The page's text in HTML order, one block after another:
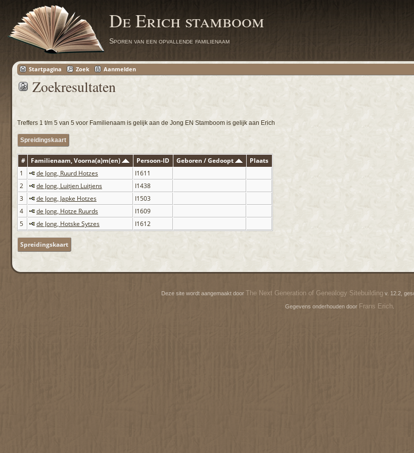
De Erich stamboom
Sporen van een opvallende familienaam
Startpagina Zoek Aanmelden
Zoekresultaten
Treffers 1 t/m 5 van 5 voor Familienaam is gelijk aan de Jong EN Stamboom is gelijk aan Erich
Spreidingskaart
# Familienaam, Voorna(a)m(en) Persoon-ID Geboren / Gedoopt
Plaats
1
de Jong, Ruurd Hotzes
I1611
2
de Jong, Luitjen Luitjens
I1438
3
de Jong, Japke Hotzes
I1503
4
de Jong, Hotze Ruurds
I1609
5
de Jong, Hotske Sytzes I1612
Spreidingskaart
Deze site wordt aangemaakt door The Next Generation of Genealogy Sitebuilding v. 12.2,
Gegevens onderhouden door Frans Erich